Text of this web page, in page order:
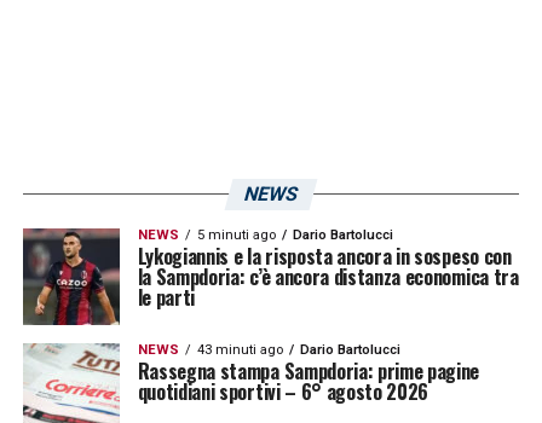
si vuole, di un briciolo ditimore, nei confronti
di un avversario che soprattutto fra le mura
amiche ha dimostrato di poter dare filo da
torcere a tutti. La Samp arriverà infatti alla
sfida contro i bianconeri con grande
NEWS
NEWS 5 minuti ago Dario Bartolucci
Lykogiannis e la risposta ancora in sospeso con
la Sampdoria: c’è ancora distanza economica tra
le parti
NEWS 43 minuti ago Dario Bartolucci
Rassegna stampa Sampdoria: prime pagine
quotidiani sportivi – 6° agosto 2026